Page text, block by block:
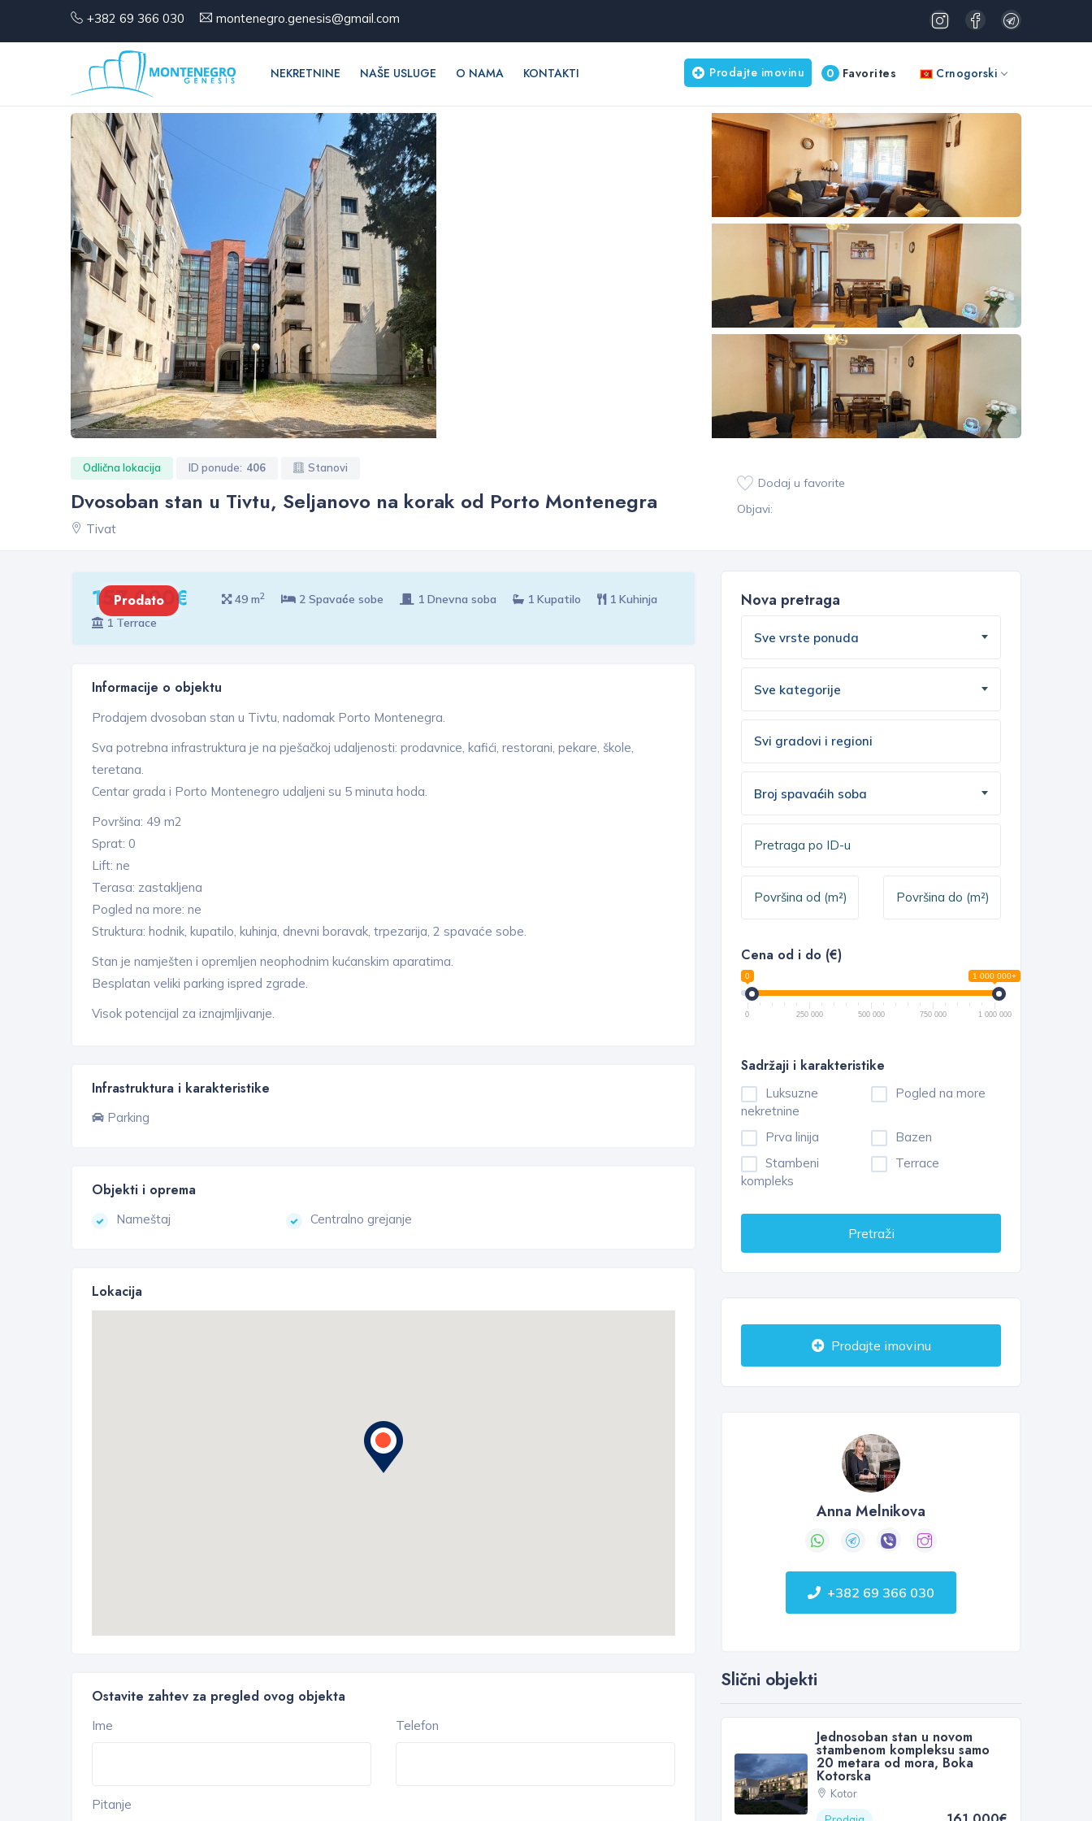
+382 69 366 030 montenegro.genesis@gmail.com
NEKRETNINE NAŠE USLUGE O NAMA KONTAKTI 0 Favorites Crnogorski
Prodajte imovinu
Odlična lokacija ID ponude: 406 Stanovi
Dvosoban stan u Tivtu, Seljanovo na korak od Porto Montenegra
Tivat
Dodaj u favorite
Objavi:
157 000€
Prodato 49 m2 2 Spavaće sobe 1 Dnevna soba 1 Kupatilo
1 Kuhinja
1 Terrace
Informacije o objektu
Prodajem dvosoban stan u Tivtu, nadomak Porto Montenegra.
Sva potrebna infrastruktura je na pješačkoj udaljenosti: prodavnice, kafići, restorani, pekare, škole,
teretana.
Centar grada i Porto Montenegro udaljeni su 5 minuta hoda.
Površina: 49 m2
Sprat: 0
Lift: ne
Terasa: zastakljena
Pogled na more: ne
Struktura: hodnik, kupatilo, kuhinja, dnevni boravak, trpezarija, 2 spavaće sobe.
Stan je namješten i opremljen neophodnim kućanskim aparatima.
Besplatan veliki parking ispred zgrade.
Visok potencijal za iznajmljivanje.
Infrastruktura i karakteristike
Parking
Objekti i oprema
Nameštaj Centralno grejanje
Lokacija
Ostavite zahtev za pregled ovog objekta
Ime Telefon
Pitanje
Nova pretraga
Sve vrste ponuda
Sve kategorije
Broj spavaćih soba
Cena od i do (€)
0 1 000 000+
0 250 000 500 000 750 000 1 000 000
Sadržaji i karakteristike
Luksuzne
nekretnine
Pogled na more
Prva linija
Bazen
Stambeni
kompleks
Terrace
Pretraži
Prodajte imovinu
Anna Melnikova
+382 69 366 030
Slični objekti
Jednosoban stan u novom
stambenom kompleksu samo
20 metara od mora, Boka
Kotorska
Kotor